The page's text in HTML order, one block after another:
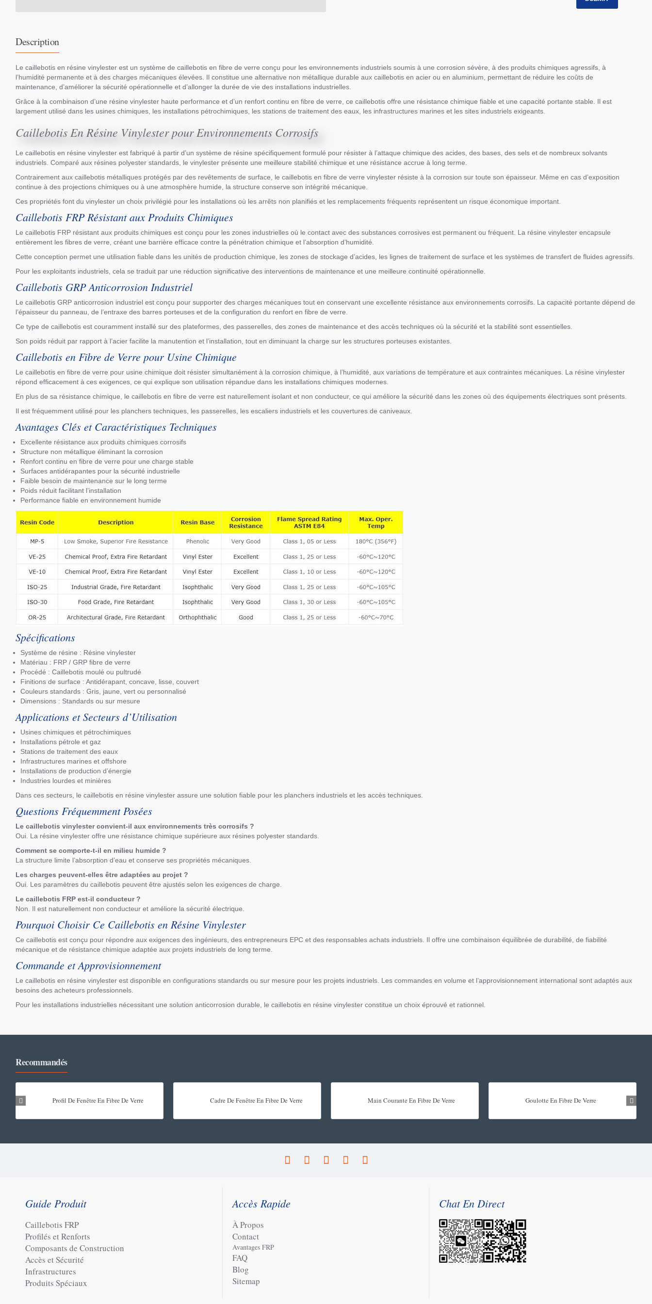
Description
Le caillebotis en résine vinylester est un système de caillebotis en fibre de verre conçu pour les environnements industriels soumis à une corrosion sévère, à des produits chimiques agressifs, à
l’humidité permanente et à des charges mécaniques élevées. Il constitue une alternative non métallique durable aux caillebotis en acier ou en aluminium, permettant de réduire les coûts de
maintenance, d’améliorer la sécurité opérationnelle et d’allonger la durée de vie des installations industrielles.
Grâce à la combinaison d’une résine vinylester haute performance et d’un renfort continu en fibre de verre, ce caillebotis offre une résistance chimique fiable et une capacité portante stable. Il est
largement utilisé dans les usines chimiques, les installations pétrochimiques, les stations de traitement des eaux, les infrastructures marines et les sites industriels exigeants.
Caillebotis En Résine Vinylester pour Environnements Corrosifs
Le caillebotis en résine vinylester est fabriqué à partir d’un système de résine spécifiquement formulé pour résister à l’attaque chimique des acides, des bases, des sels et de nombreux solvants
industriels. Comparé aux résines polyester standards, le vinylester présente une meilleure stabilité chimique et une résistance accrue à long terme.
Contrairement aux caillebotis métalliques protégés par des revêtements de surface, le caillebotis en fibre de verre vinylester résiste à la corrosion sur toute son épaisseur. Même en cas d’exposition
continue à des projections chimiques ou à une atmosphère humide, la structure conserve son intégrité mécanique.
Ces propriétés font du vinylester un choix privilégié pour les installations où les arrêts non planifiés et les remplacements fréquents représentent un risque économique important.
Caillebotis FRP Résistant aux Produits Chimiques
Le caillebotis FRP résistant aux produits chimiques est conçu pour les zones industrielles où le contact avec des substances corrosives est permanent ou fréquent. La résine vinylester encapsule
entièrement les fibres de verre, créant une barrière efficace contre la pénétration chimique et l’absorption d’humidité.
Cette conception permet une utilisation fiable dans les unités de production chimique, les zones de stockage d’acides, les lignes de traitement de surface et les systèmes de transfert de fluides agressifs.
Pour les exploitants industriels, cela se traduit par une réduction significative des interventions de maintenance et une meilleure continuité opérationnelle.
Caillebotis GRP Anticorrosion Industriel
Le caillebotis GRP anticorrosion industriel est conçu pour supporter des charges mécaniques tout en conservant une excellente résistance aux environnements corrosifs. La capacité portante dépend de
l’épaisseur du panneau, de l’entraxe des barres porteuses et de la configuration du renfort en fibre de verre.
Ce type de caillebotis est couramment installé sur des plateformes, des passerelles, des zones de maintenance et des accès techniques où la sécurité et la stabilité sont essentielles.
Son poids réduit par rapport à l’acier facilite la manutention et l’installation, tout en diminuant la charge sur les structures porteuses existantes.
Caillebotis en Fibre de Verre pour Usine Chimique
Le caillebotis en fibre de verre pour usine chimique doit résister simultanément à la corrosion chimique, à l’humidité, aux variations de température et aux contraintes mécaniques. La résine vinylester
répond efficacement à ces exigences, ce qui explique son utilisation répandue dans les installations chimiques modernes.
En plus de sa résistance chimique, le caillebotis en fibre de verre est naturellement isolant et non conducteur, ce qui améliore la sécurité dans les zones où des équipements électriques sont présents.
Il est fréquemment utilisé pour les planchers techniques, les passerelles, les escaliers industriels et les couvertures de caniveaux.
Avantages Clés et Caractéristiques Techniques
Excellente résistance aux produits chimiques corrosifs
Structure non métallique éliminant la corrosion
Renfort continu en fibre de verre pour une charge stable
Surfaces antidérapantes pour la sécurité industrielle
Faible besoin de maintenance sur le long terme
Poids réduit facilitant l’installation
Performance fiable en environnement humide
Spécifications
Système de résine : Résine vinylester
Matériau : FRP / GRP fibre de verre
Procédé : Caillebotis moulé ou pultrudé
Finitions de surface : Antidérapant, concave, lisse, couvert
Couleurs standards : Gris, jaune, vert ou personnalisé
Dimensions : Standards ou sur mesure
Applications et Secteurs d’Utilisation
Usines chimiques et pétrochimiques
Installations pétrole et gaz
Stations de traitement des eaux
Infrastructures marines et offshore
Installations de production d’énergie
Industries lourdes et minières
Dans ces secteurs, le caillebotis en résine vinylester assure une solution fiable pour les planchers industriels et les accès techniques.
Questions Fréquemment Posées
Le caillebotis vinylester convient-il aux environnements très corrosifs ?
Oui. La résine vinylester offre une résistance chimique supérieure aux résines polyester standards.
Comment se comporte-t-il en milieu humide ?
La structure limite l’absorption d’eau et conserve ses propriétés mécaniques.
Les charges peuvent-elles être adaptées au projet ?
Oui. Les paramètres du caillebotis peuvent être ajustés selon les exigences de charge.
Le caillebotis FRP est-il conducteur ?
Non. Il est naturellement non conducteur et améliore la sécurité électrique.
Pourquoi Choisir Ce Caillebotis en Résine Vinylester
Ce caillebotis est conçu pour répondre aux exigences des ingénieurs, des entrepreneurs EPC et des responsables achats industriels. Il offre une combinaison équilibrée de durabilité, de fiabilité
mécanique et de résistance chimique adaptée aux projets industriels de long terme.
Commande et Approvisionnement
Le caillebotis en résine vinylester est disponible en configurations standards ou sur mesure pour les projets industriels. Les commandes en volume et l’approvisionnement international sont adaptés aux
besoins des acheteurs professionnels.
Pour les installations industrielles nécessitant une solution anticorrosion durable, le caillebotis en résine vinylester constitue un choix éprouvé et rationnel.
Recommandés
Profil De Fenêtre En Fibre De Verre Cadre De Fenêtre En Fibre De Verre Main Courante En Fibre De Verre Goulotte En Fibre De Verre
Guide Produit
Caillebotis FRP
Profilés et Renforts
Composants de Construction
Accès et Sécurité
Infrastructures
Produits Spéciaux
Accès Rapide
À Propos
Contact
Avantages FRP
FAQ
Blog
Sitemap
Chat En Direct